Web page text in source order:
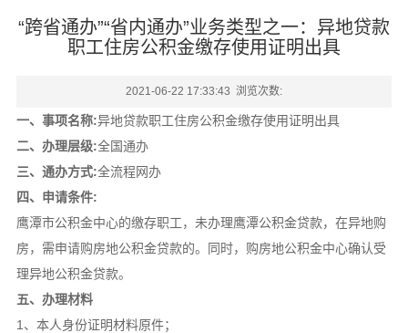
“跨省通办”“省内通办”业务类型之一：异地贷款
职工住房公积金缴存使用证明出具
2021-06-22 17:33:43 浏览次数:
一、事项名称:异地贷款职工住房公积金缴存使用证明出具
二、办理层级:全国通办
三、通办方式:全流程网办
四、申请条件:
鹰潭市公积金中心的缴存职工，未办理鹰潭公积金贷款，在异地购
房，需申请购房地公积金贷款的。同时，购房地公积金中心确认受
理异地公积金贷款。
五、办理材料
1、本人身份证明材料原件；